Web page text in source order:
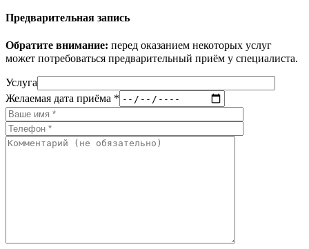
Предварительная запись
Обратите внимание: перед оказанием некоторых услуг
может потребоваться предварительный приём у специалиста.
Услуга
Желаемая дата приёма *